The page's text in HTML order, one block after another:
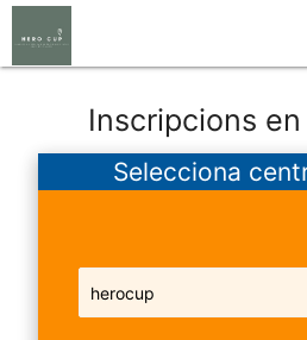
Inscripcions
Selecciona